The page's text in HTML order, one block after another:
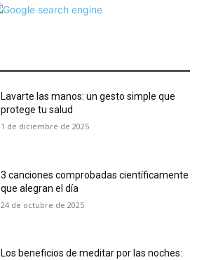
Lavarte las manos: un gesto simple que
protege tu salud
1 de diciembre de 2025
3 canciones comprobadas científicamente
que alegran el día
24 de octubre de 2025
Los beneficios de meditar por las noches: